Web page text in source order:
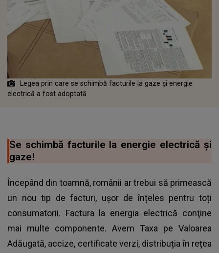
Legea prin care se schimbă facturile la gaze și energie
electrică a fost adoptată
Se schimbă facturile la energie electrică și
gaze!
Începând din toamnă, românii ar trebui să primească
un nou tip de facturi, ușor de înțeles pentru toți
consumatorii. Factura la energia electrică conţine
mai multe componente. Avem Taxa pe Valoarea
Adăugată, accize, certificate verzi, distribuția în rețea